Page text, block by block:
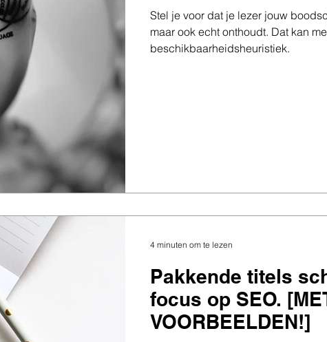
Stel je voor dat je lezer jouw
maar ook echt onthoudt. Dat kan
beschikbaarheidsheuristiek.
Pakkende titels
focus op SEO.
VOORBEELDEN!]
4 minuten om te lezen